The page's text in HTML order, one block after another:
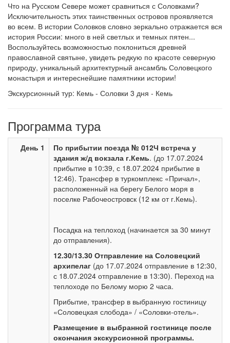
Что на Русском Севере может сравниться с Соловками?
Исключительность этих таинственных островов проявляется
во всем. В истории Соловков словно зеркально отражается вся
история России: много в ней светлых и темных пятен...
Воспользуйтесь возможностью поклониться древней
православной святыне, увидеть редкую по красоте северную
природу, уникальный архитектурный ансамбль Соловецкого
монастыря и интереснейшие памятники истории!
Экскурсионный тур: Кемь - Соловки 3 дня - Кемь
Программа тура
День 1
По прибытии поезда № 012Ч встреча у
здания ж/д вокзала г.Кемь. (до 17.07.2024
прибытие в 10:39, с 18.07.2024 прибытие в
12:46). Трансфер в туркомплекс «Причал»,
расположенный на берегу Белого моря в
поселке Рабочеостровск (12 км от г.Кемь).
Посадка на теплоход (начинается за 30 минут
до отправления).
12.30/13.30 Отправление на Соловецкий
архипелаг (до 17.07.2024 отправление в 12:30,
с 18.07.2024 отправление в 13:30). Переход на
теплоходе по Белому морю 2 часа.
Прибытие, трансфер в выбранную гостиницу
«Соловецкая слобода» / «Соловки-отель».
Размещение в выбранной гостинице после
окончания экскурсионной программы.